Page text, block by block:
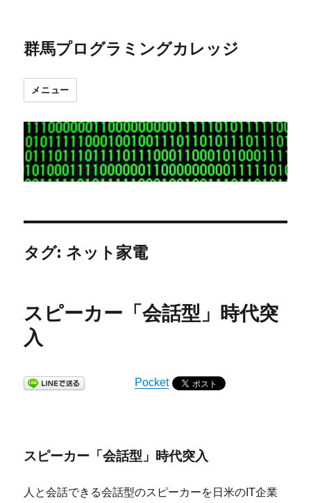
群馬プログラミングカレッジ
メニュー
タグ: ネット家電
スピーカー「会話型」時代突
入
Pocket
スピーカー「会話型」時代突入
人と会話できる会話型のスピーカーを日米のIT企業